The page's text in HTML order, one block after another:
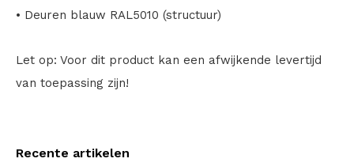
• Deuren blauw RAL5010 (structuur)
Let op: Voor dit product kan een afwijkende levertijd
van toepassing zijn!
Recente artikelen